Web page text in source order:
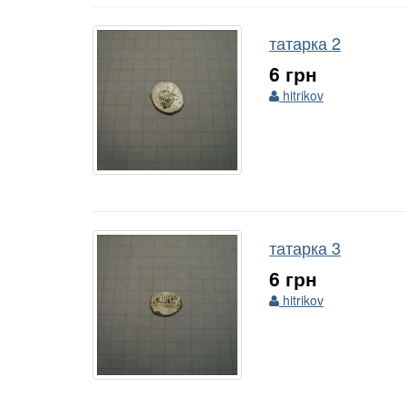
татарка 2
6 грн
hitrikov
татарка 3
6 грн
hitrikov